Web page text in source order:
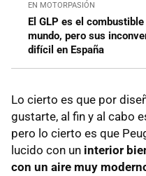
EN MOTORPASIÓN
El GLP es el
mundo, pero sus
difícil en España
Lo cierto es que por
gustarte, al fin y al cabo
pero lo cierto es que
lucido con un interior
con un aire muy